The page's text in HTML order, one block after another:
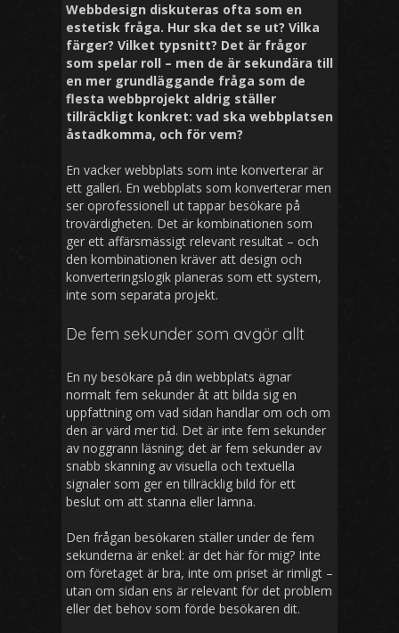
Webbdesign diskuteras ofta som en
estetisk fråga. Hur ska det se ut? Vilka
färger? Vilket typsnitt? Det är frågor
som spelar roll – men de är sekundära till
en mer grundläggande fråga som de
flesta webbprojekt aldrig ställer
tillräckligt konkret: vad ska webbplatsen
åstadkomma, och för vem?
En vacker webbplats som inte konverterar är
ett galleri. En webbplats som konverterar men
ser oprofessionell ut tappar besökare på
trovärdigheten. Det är kombinationen som
ger ett affärsmässigt relevant resultat – och
den kombinationen kräver att design och
konverteringslogik planeras som ett system,
inte som separata projekt.
De fem sekunder som avgör allt
En ny besökare på din webbplats ägnar
normalt fem sekunder åt att bilda sig en
uppfattning om vad sidan handlar om och om
den är värd mer tid. Det är inte fem sekunder
av noggrann läsning; det är fem sekunder av
snabb skanning av visuella och textuella
signaler som ger en tillräcklig bild för ett
beslut om att stanna eller lämna.
Den frågan besökaren ställer under de fem
sekunderna är enkel: är det här för mig? Inte
om företaget är bra, inte om priset är rimligt –
utan om sidan ens är relevant för det problem
eller det behov som förde besökaren dit.